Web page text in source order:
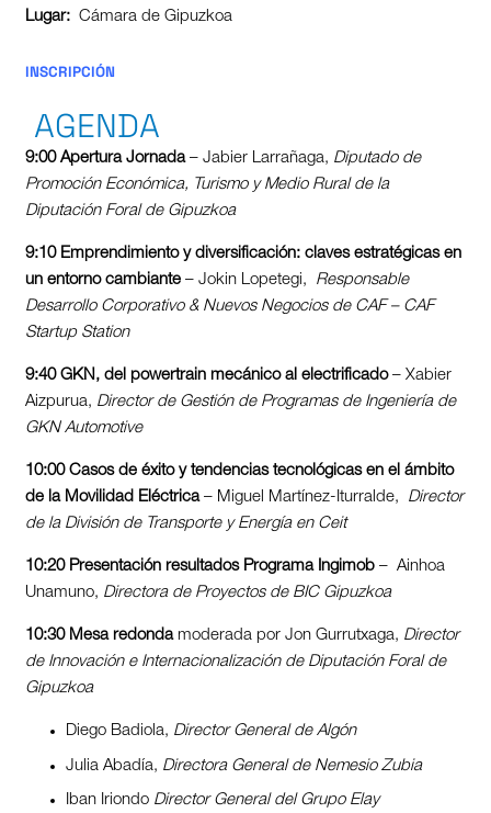
Lugar:Cámara de Gipuzkoa
INSCRIPCIÓN
AGENDA
9:00 Apertura Jornada– Jabier Larrañaga, Diputado de
Promoción Económica, Turismo y Medio Rural de la
Diputación Foral de Gipuzkoa
9:10 Emprendimiento y diversificación: claves estratégicas en
un entorno cambiante – Jokin Lopetegi, Responsable
Desarrollo Corporativo & Nuevos Negocios de CAF – CAF
Startup Station
9:40 GKN, del powertrain mecánico al electrificado – Xabier
Aizpurua, Director de Gestión de Programas de Ingeniería de
GKN Automotive
10:00 Casos de éxito y tendencias tecnológicas en el ámbito
de la Movilidad Eléctrica– Miguel Martínez-Iturralde, Director
de la División de Transporte y Energía en Ceit
10:20 Presentación resultados Programa Ingimob– Ainhoa
Unamuno, Directora de Proyectos de BIC Gipuzkoa
10:30 Mesa redondamoderada por Jon Gurrutxaga, Director
de Innovación e Internacionalización de Diputación Foral de
Gipuzkoa
Diego Badiola, Director General de Algón
Julia Abadía, Directora General de Nemesio Zubia
Iban Iriondo Director General del Grupo Elay